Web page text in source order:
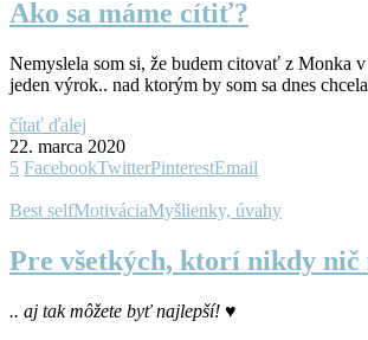
Ako sa máme cítiť?
Nemyslela som si, že budem citovať z Monka
jeden výrok.. nad ktorým by som sa dnes
čítať ďalej
22. marca 2020
5 FacebookTwitterPinterestEmail
Best selfMotiváciaMyšlienky, úvahy
Pre všetkých, ktorí nikdy nič
.. aj tak môžete byť najlepší! ♥